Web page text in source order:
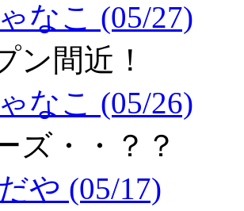
なこ (05/27)
ン間近！
なこ (05/26)
ズ・・？？
や (05/17)